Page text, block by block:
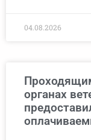
04.08.2026
органах